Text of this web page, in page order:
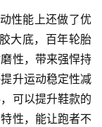
性能上还做了优
大底，百年轮胎
性，带来强悍持
升运动稳定性减
可以提升鞋款的
性，能让跑者不